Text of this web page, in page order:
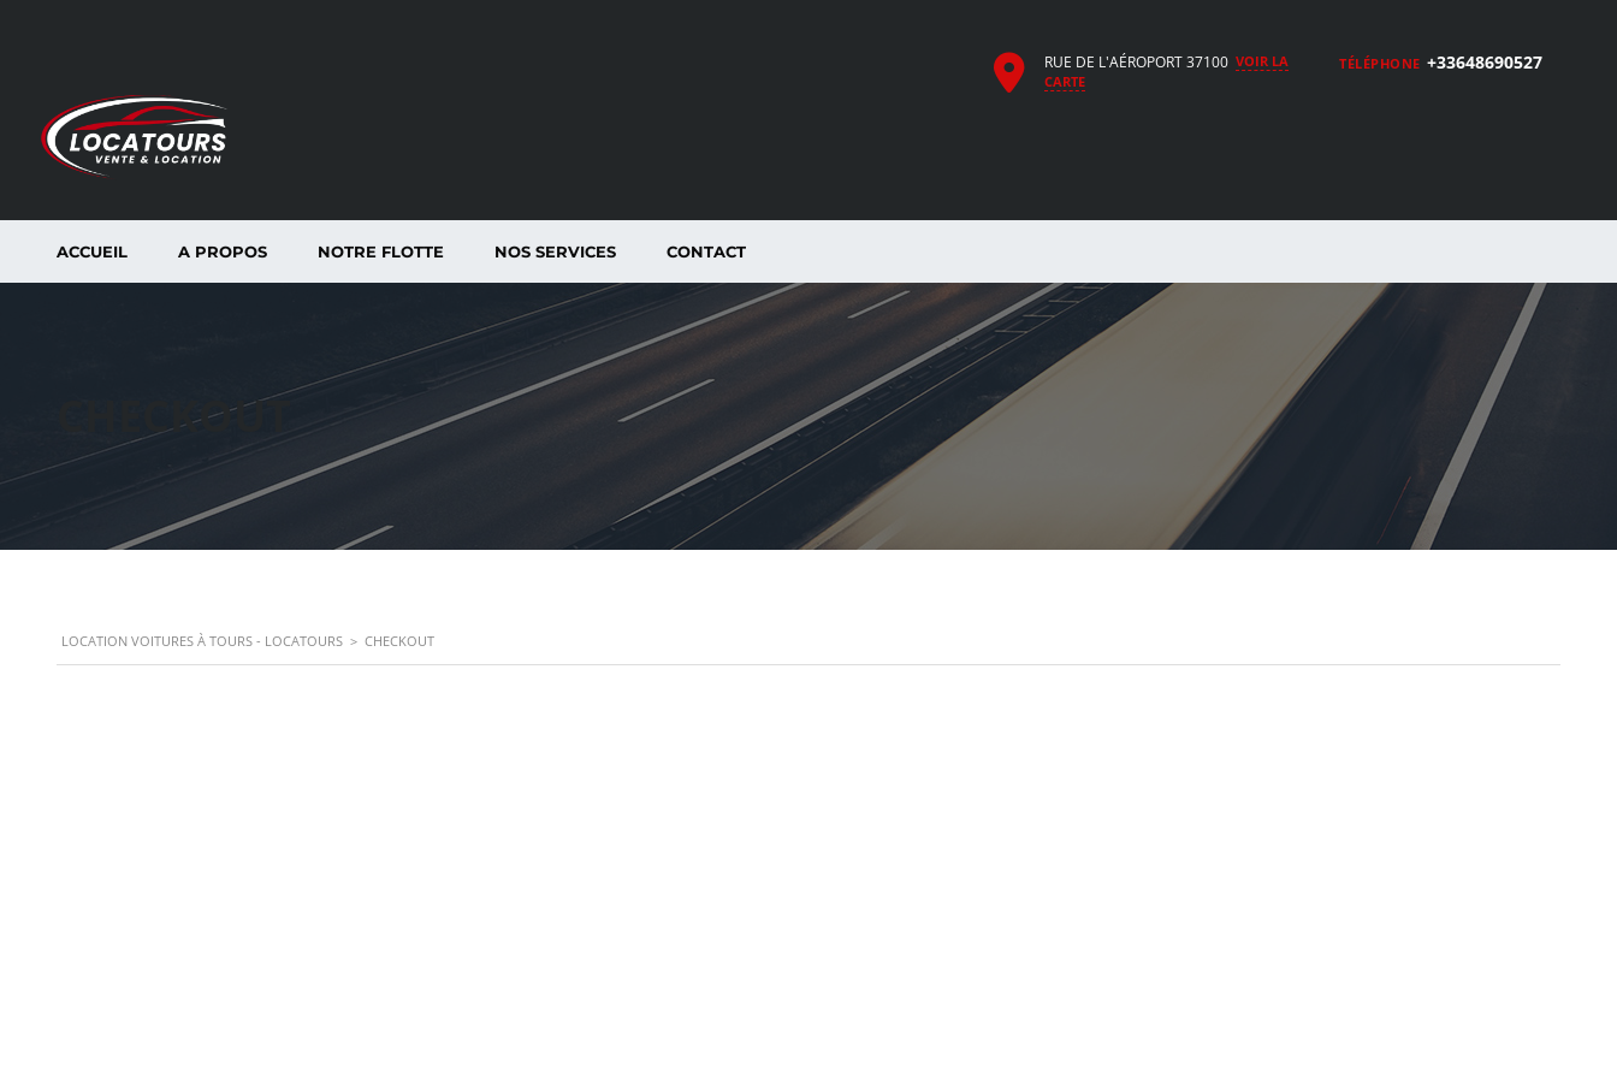
TÉLÉPHONE +33648690527
RUE DE L'AÉROPORT 37100 VOIR LA
CARTE
ACCUEIL A PROPOS NOTRE FLOTTE NOS SERVICES CONTACT
CHECKOUT
LOCATION VOITURES À TOURS - LOCATOURS > CHECKOUT